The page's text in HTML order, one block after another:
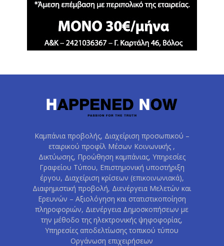
Καμπάνια προβολής, Διαχείριση προσωπικού –
εταιρικού προφίλ Μέσων Κοινωνικής ,
Δικτύωσης, Προώθηση καμπάνιας, Υπηρεσίες
Γραφείου Τύπου, Επιστημονική υποστήριξη
έργου, Διαχείριση κρίσεων (επικοινωνιακά),
Διαφημιστική προβολή, Διενέργεια Μελετών και
Ερευνών – Αξιολόγηση και στατιστικοποίηση
πληροφοριών, Διενέργεια Δημοσκοπήσεων με
την μέθοδο της ηλεκτρονικής ψηφοφορίας,
Υπηρεσίες αποδελτίωσης τοπικού τύπου
Οργάνωση επιχειρήσεων